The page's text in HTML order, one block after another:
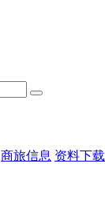
商旅信息 资料下载